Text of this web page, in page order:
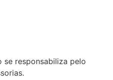
se responsabiliza pelo